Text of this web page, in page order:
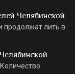
Челябинской
продолжат лить в
Количество